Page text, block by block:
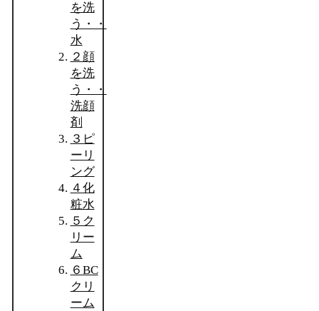
を洗
う・・
水
２顔
を洗
う・・
洗顔
剤
３ピ
ーリ
ング
４化
粧水
５ク
リー
ム
６BC
クリ
ーム